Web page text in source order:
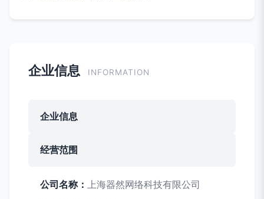
企业信息 INFORMATION
企业信息
经营范围
公司名称： 上海器然网络科技有限公司